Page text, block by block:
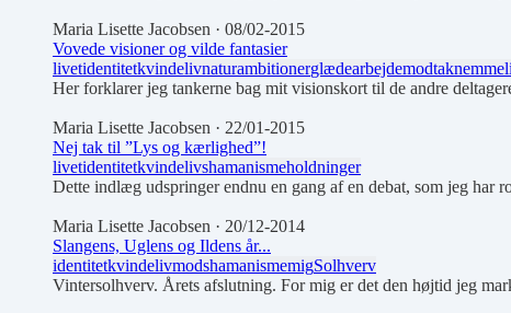
Maria Lisette Jacobsen · 08/02-2015
Vovede visioner og vilde fantasier
livetidentitetkvindelivnaturambitionerglædearbejdemod
Her forklarer jeg tankerne bag mit visionskort til de andre
Maria Lisette Jacobsen · 22/01-2015
Nej tak til ”Lys og kærlighed”!
livetidentitetkvindelivshamanismeholdninger
Dette indlæg udspringer endnu en gang af en debat, som jeg har
Maria Lisette Jacobsen · 20/12-2014
Slangens, Uglens og Ildens år...
identitetkvindelivmodshamanismemigSolhverv
Vintersolhverv. Årets afslutning. For mig er det den højtid jeg